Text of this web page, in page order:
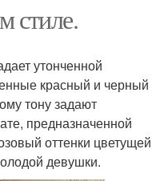
стиле.
утонченной
красный и черный
тону задают
предназначенной
оттенки цветущей
девушки.